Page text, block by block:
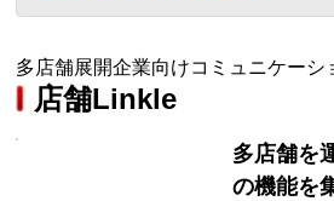
多店舗展開企業向けコミュニケーシ
店舗Linkle
多店舗を
の機能を